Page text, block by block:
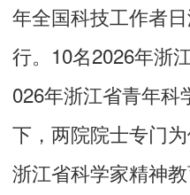
年全国科技工作者
行。10名2026年浙
026年浙江省青年
下，两院院士专门
浙江省科学家精神